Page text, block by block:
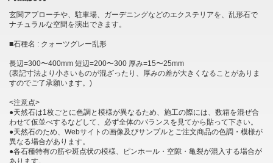
玄関アプローチや、駐車場、ガーデニングなどのエクステリアを、乱形石で
ナチュラルな空間を演出できます。
■石種名 : クォーツグレー乱形
長辺=300〜400mm 短辺=200〜300 厚み=15〜25mm
(表記寸法より小さいものが混ざったり、厚みの差が大きくなることがありま
すのでご了承願います。)
<注意点>
●天然石は1枚ごとに色調と模様が異なるため、施工の際には、数箱を混ぜ合
わせて仮並べするなどして、必ず全体のバランスを見てから貼って下さい。
●天然石のため、Webサイトの画像及びサンプルとご注文商品の色調・模様が
異なる場合があります。
●各石種特有の筋や斑点状の模様、ピンホール・空隙・亀裂が混入する場合が
あります。